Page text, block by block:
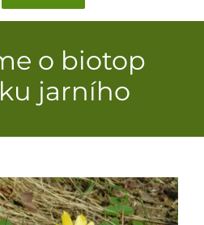
o biotop
jarního